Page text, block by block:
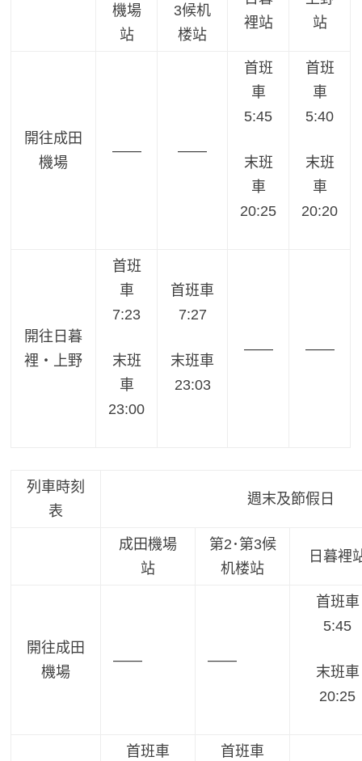
機場
站
3候机
楼站
裡站
站
開往成田
機場
—— ——
首班
車
5:45
末班
車
20:25
首班
車
5:40
末班
車
20:20
開往日暮
裡・上野
首班
車
7:23
末班
車
23:00
首班車
7:27
末班車
23:03
—— ——
列車時刻
表
週末及節假日
成田機場
站
第2･第3候
机楼站
日暮裡
開往成田
機場
—— ——
首班車
5:45
末班車
20:25
首班車
首班車